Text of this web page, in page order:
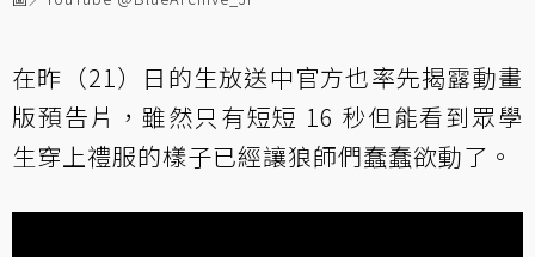
在昨（21）日的生放送中官方也率先揭露動畫
版預告片，雖然只有短短 16 秒但能看到眾學
生穿上禮服的樣子已經讓狼師們蠢蠢欲動了。